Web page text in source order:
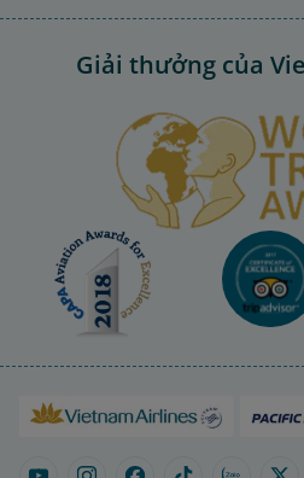
Giải thưởng của